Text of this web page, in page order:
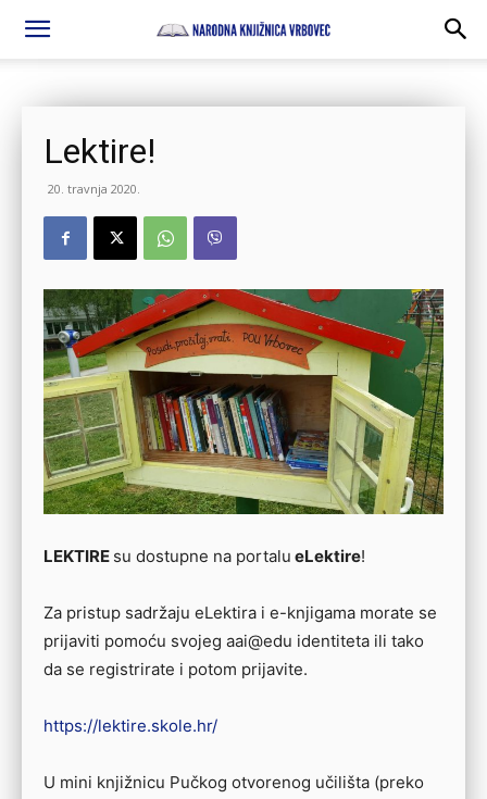
Lektire!
20. travnja 2020.
LEKTIRE su dostupne na portalu eLektire!
Za pristup sadržaju eLektira i e-knjigama morate se
prijaviti pomoću svojeg aai@edu identiteta ili tako
da se registrirate i potom prijavite.
https://lektire.skole.hr/
U mini knjižnicu Pučkog otvorenog učilišta (preko